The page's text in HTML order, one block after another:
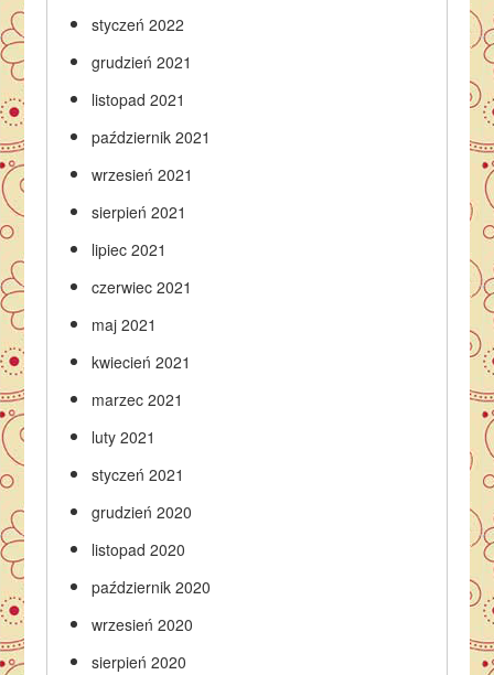
styczeń 2022
grudzień 2021
listopad 2021
październik 2021
wrzesień 2021
sierpień 2021
lipiec 2021
czerwiec 2021
maj 2021
kwiecień 2021
marzec 2021
luty 2021
styczeń 2021
grudzień 2020
listopad 2020
październik 2020
wrzesień 2020
sierpień 2020